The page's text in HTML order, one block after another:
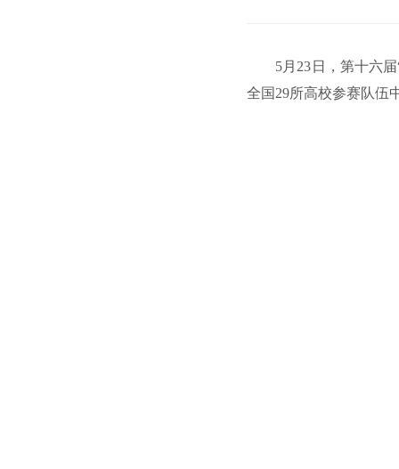
5月23日，第十六
全国29所高校参赛队伍